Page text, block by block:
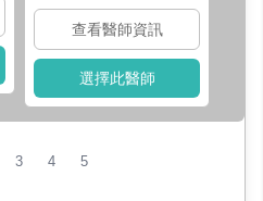
查看醫師資訊
選擇此醫師
3 4 5